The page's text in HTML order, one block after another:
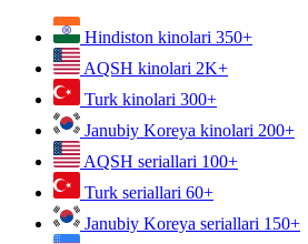
Hindiston kinolari 350+
AQSH kinolari 2K+
Turk kinolari 300+
Janubiy Koreya kinolari 200+
AQSH seriallari 100+
Turk seriallari 60+
Janubiy Koreya seriallari 150+